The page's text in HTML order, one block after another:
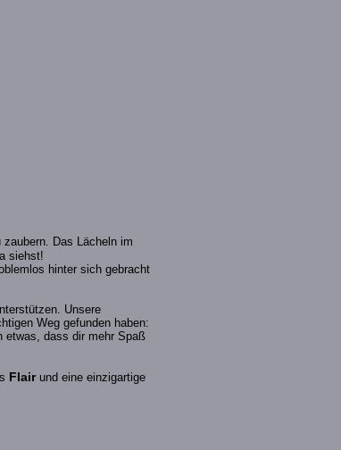
Das Lächeln im
siehst!
hinter sich gebracht
Unsere
Weg gefunden haben:
etwas, dass dir mehr Spaß
Flairund eine einzigartige